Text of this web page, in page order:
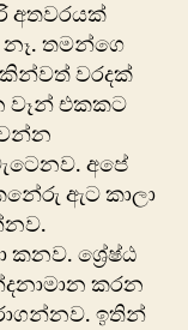
අතවරයක්
තමන්ගෙ
වරදක්
වෑන් එකකට
අපේ
ඇට කාලා
කනව. ශ්‍රේෂ්ඨ
කරන
ඉතින්